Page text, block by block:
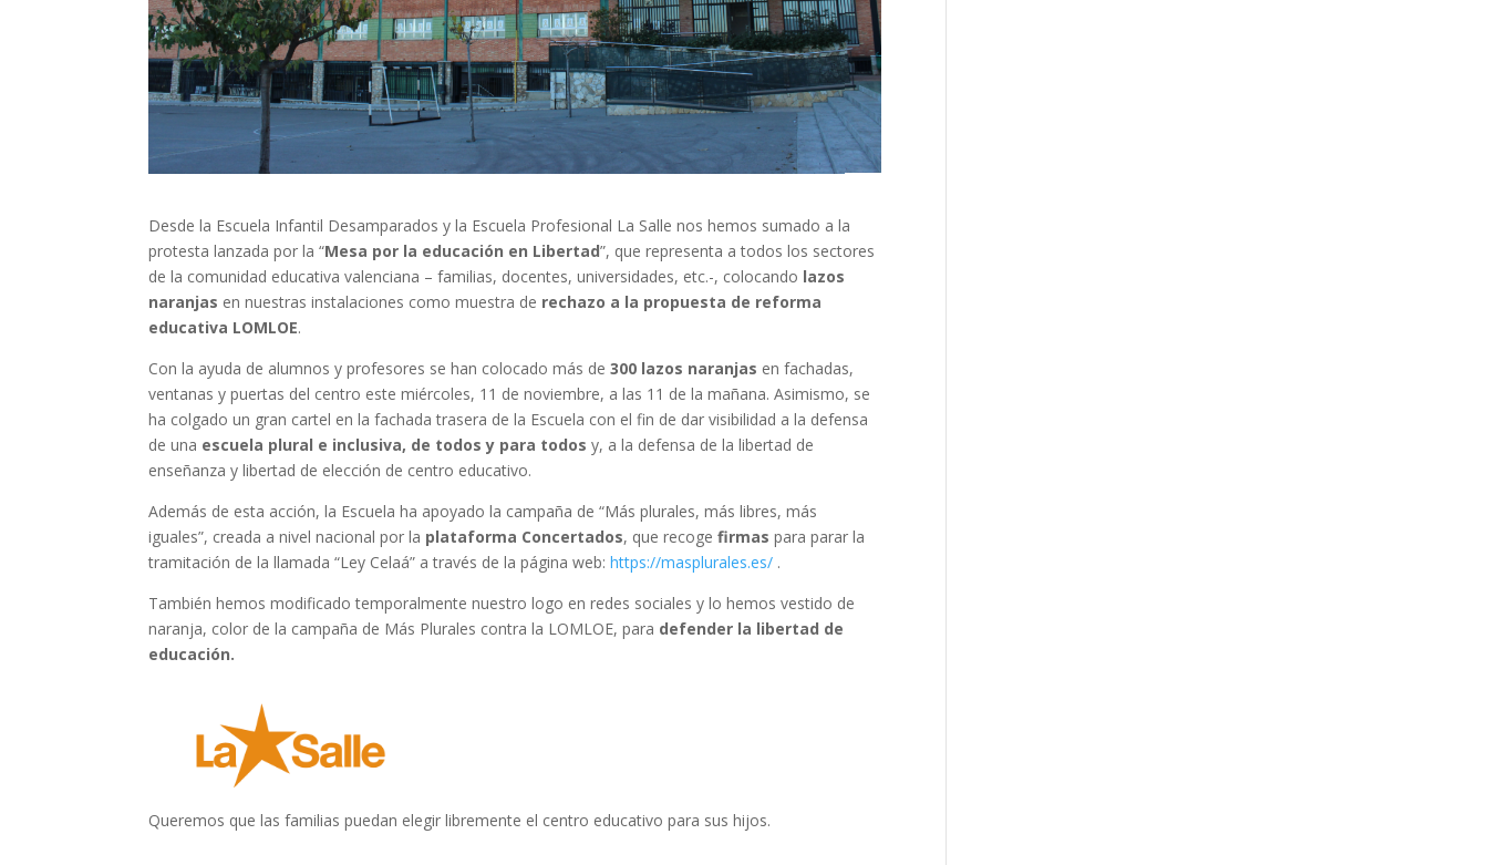
Desde la Escuela Infantil Desamparados y la Escuela Profesional La Salle nos hemos sumado a la
protesta lanzada por la “Mesa por la educación en Libertad”, que representa a todos los sectores
de la comunidad educativa valenciana – familias, docentes, universidades, etc.-, colocando lazos
naranjas en nuestras instalaciones como muestra de rechazo a la propuesta de reforma
educativa LOMLOE.
Con la ayuda de alumnos y profesores se han colocado más de 300 lazos naranjas en fachadas,
ventanas y puertas del centro este miércoles, 11 de noviembre, a las 11 de la mañana. Asimismo, se
ha colgado un gran cartel en la fachada trasera de la Escuela con el fin de dar visibilidad a la defensa
de una escuela plural e inclusiva, de todos y para todos y, a la defensa de la libertad de
enseñanza y libertad de elección de centro educativo.
Además de esta acción, la Escuela ha apoyado la campaña de “Más plurales, más libres, más
iguales”, creada a nivel nacional por la plataforma Concertados, que recoge firmas para parar la
tramitación de la llamada “Ley Celaá” a través de la página web:https://masplurales.es/ .
También hemos modificado temporalmente nuestro logo en redes sociales y lo hemos vestido de
naranja, color de la campaña de Más Plurales contra la LOMLOE, para defender la libertad de
educación.
Queremos que las familias puedan elegir libremente el centro educativo para sus hijos.